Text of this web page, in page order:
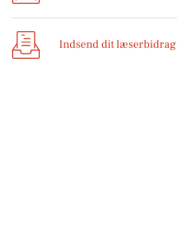
Indsend dit læserbidrag